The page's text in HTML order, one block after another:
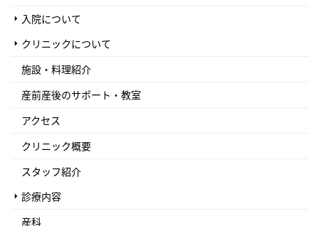
入院について
クリニックについて
施設・料理紹介
産前産後のサポート・教室
アクセス
クリニック概要
スタッフ紹介
診療内容
産科